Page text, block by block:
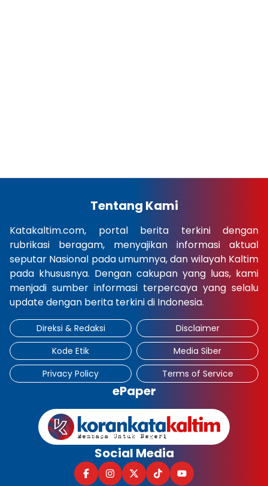
Tentang Kami
Katakaltim.com, portal berita terkini dengan
rubrikasi beragam, menyajikan informasi aktual
seputar Nasional pada umumnya, dan wilayah Kaltim
pada khususnya. Dengan cakupan yang luas, kami
menjadi sumber informasi terpercaya yang selalu
update dengan berita terkini di Indonesia.
Direksi & Redaksi
Disclaimer
Kode Etik
Media Siber
Privacy Policy
Terms of Service
ePaper
Social Media